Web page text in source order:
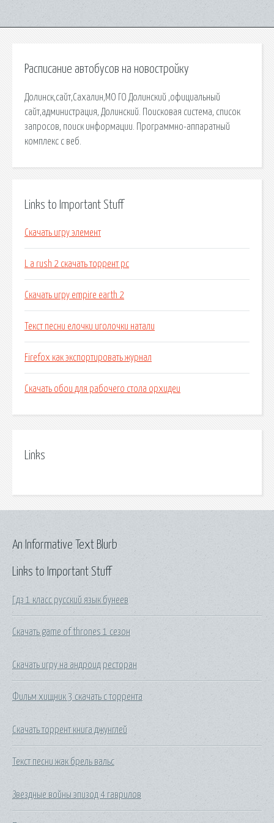
Расписание автобусов на новостройку
Долинск,сайт,Сахалин,МО ГО Долинский ,официальный
сайт,администрация, Долинский. Поисковая сиcтема, список
запросов, поиск информации. Программно-аппаратный
комплекс с веб.
Links to Important Stuff
Скачать игру элемент
L a rush 2 скачать торрент pc
Скачать игру empire earth 2
Текст песни елочки иголочки натали
Firefox как экспортировать журнал
Скачать обои для рабочего стола орхидеи
Links
Links to Important Stuff
Гдз 1 класс русский язык бунеев
Скачать game of thrones 1 сезон
Скачать игру на андроид ресторан
Фильм хищник 3 скачать с торрента
Скачать торрент книга джунглей
Текст песни жак брель вальс
Звездные войны эпизод 4 гаврилов
An Informative Text Blurb